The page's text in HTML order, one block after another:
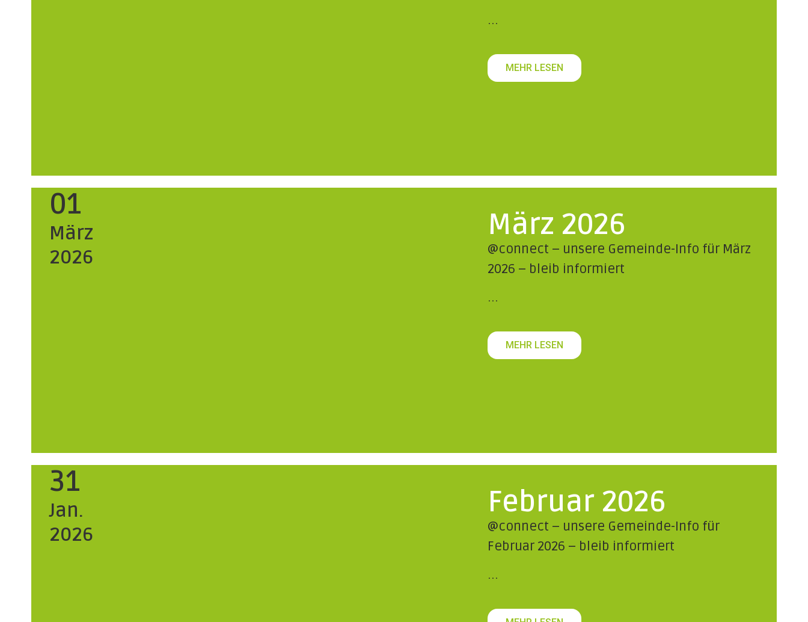
...
MEHR LESEN
01
März
2026
März 2026
@connect – unsere Gemeinde-Info für März
2026 – bleib informiert
...
MEHR LESEN
31
Jan.
2026
Februar 2026
@connect – unsere Gemeinde-Info für
Februar 2026 – bleib informiert
...